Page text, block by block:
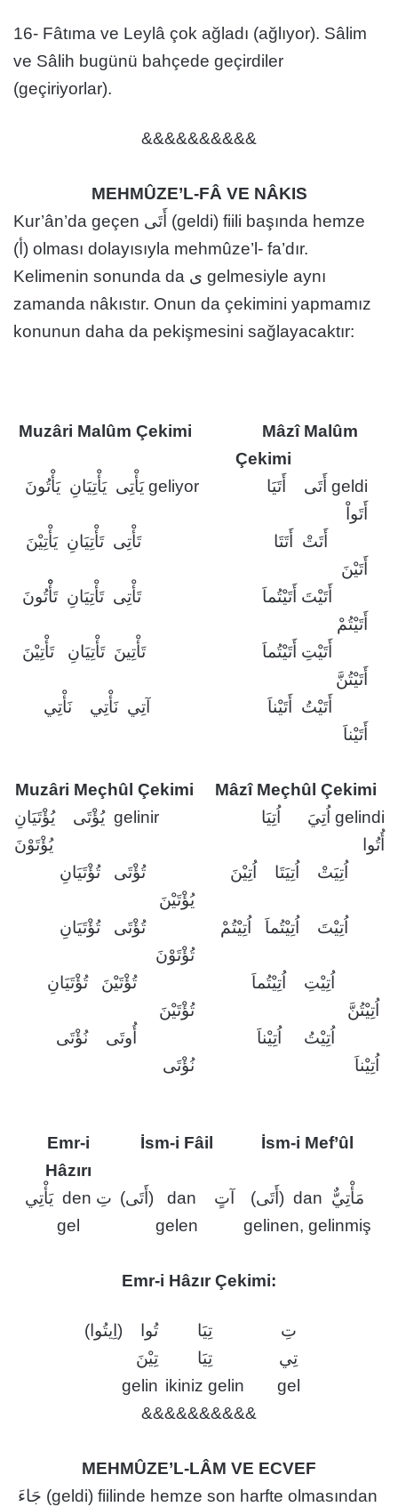
16- Fâtıma ve Leylâ çok ağladı (ağlıyor). Sâlim
ve Sâlih bugünü bahçede geçirdiler
(geçiriyorlar).
&&&&&&&&&&
MEHMÛZE’L-FÂ VE NÂKIS
Kur’ân’da geçen أَتَى (geldi) fiili başında hemze
(أ) olması dolayısıyla mehmûze’l- fa’dır.
Kelimenin sonunda da ى gelmesiyle aynı
zamanda nâkıstır. Onun da çekimini yapmamız
konunun daha da pekişmesini sağlayacaktır:
Muzâri Malûm Çekimi
Mâzî Malûm
Çekimi
geliyor يَأْتِى يَأْتِيَانِ يَأْتُونَ
geldi أَتَى أَتَيَا
أَتَواْ
تَأْتِى تَأْتِيَانِ يَأْتِيْنَ
أَتَتْ أَتَتَا
أَتَيْنَ
تَأْتِى تَأْتِيَانِ تَأْْتُونَ
أَتَيْتَ أَتَيْتُماَ
أَتَيْتُمْ
تَأْتِينَ تَأْتِيَانِ تَأْتِيْنَ
أَتَيْتِ أَتَيْتُماَ
أَتَيْتُنَّ
آتِي نَأْتِي نَأْتِي
أَتَيْتُ أَتَيْناَ
أَتَيْناَ
Muzâri Meçhûl Çekimi
Mâzî Meçhûl Çekimi
gelinir يُؤْتَى يُؤْتَيَانِ
يُؤْتَوْنَ
gelindi اُتِيَ اُتِيَا
أُتُوا
تُؤْتَى تُؤْتَيَانِ
يُؤْتَيْنَ
اُتِيَتْ اُتِيَتَا اُتِيْنَ
تُؤْتَى تُؤْتَيَانِ
تُؤْتَوْنَ
اُتِيْتَ اُتِيْتُماَ اُتِيْتُمْ
تُؤْتَيْنَ تُؤْتَيَانِ
تُؤْتَيْنَ
اُتِيْتِ اُتِيْتُماَ
اُتِيْتُنَّ
أُوتَى نُؤْتَى
نُؤْتَى
اُتِيْتُ اُتِيْناَ
اُتِيْناَ
Emr-i
Hâzırı
İsm-i Fâil İsm-i Mef’ûl
يَأْتِي den تِ (أَتَى) dan آتٍ
(أَتَى) dan مَأْتِيٌّ
gel
gelen gelinen, gelinmiş
Emr-i Hâzır Çekimi:
تُوا (اِيتُوا) تِيَا
تِ
تِيْنَ
تِيَا
تِي
gelin ikiniz gelin
gel
&&&&&&&&&&
MEHMÛZE’L-LÂM VE ECVEF